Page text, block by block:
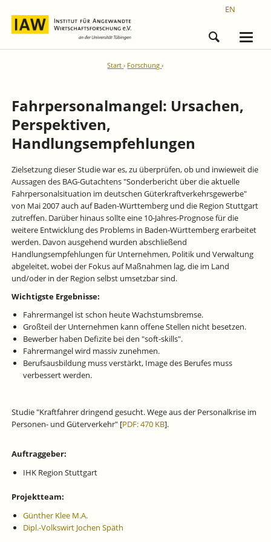
EN
Start Forschung
Fahrpersonalmangel: Ursachen,
Perspektiven,
Handlungsempfehlungen
Zielsetzung dieser Studie war es, zu überprüfen, ob und inwieweit die
Aussagen des BAG-Gutachtens "Sonderbericht über die aktuelle
Fahrpersonalsituation im deutschen Güterkraftverkehrsgewerbe"
von Mai 2007 auch auf Baden-Württemberg und die Region Stuttgart
zutreffen. Darüber hinaus sollte eine 10-Jahres-Prognose für die
weitere Entwicklung des Problems in Baden-Württemberg erarbeitet
werden. Davon ausgehend wurden abschließend
Handlungsempfehlungen für Unternehmen, Politik und Verwaltung
abgeleitet, wobei der Fokus auf Maßnahmen lag, die im Land
und/oder in der Region selbst umsetzbar sind.
Wichtigste Ergebnisse:
Fahrermangel ist schon heute Wachstumsbremse.
Großteil der Unternehmen kann offene Stellen nicht besetzen.
Bewerber haben Defizite bei den "soft-skills".
Fahrermangel wird massiv zunehmen.
Berufsausbildung muss verstärkt, Image des Berufes muss
verbessert werden.
Studie "Kraftfahrer dringend gesucht. Wege aus der Personalkrise im
Personen- und Güterverkehr" [PDF: 470 KB].
Auftraggeber:
IHK Region Stuttgart
Projektteam:
Günther Klee M.A.
Dipl.-Volkswirt Jochen Späth